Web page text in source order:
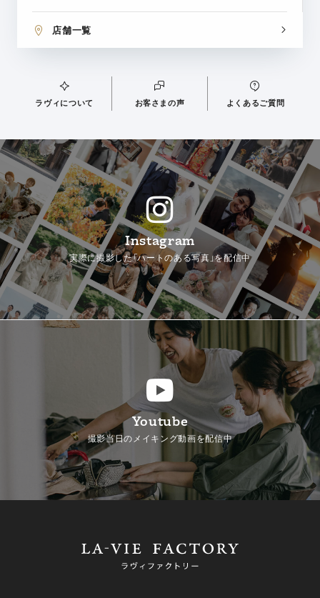
店舗一覧
ラヴィについて お客さまの声 よくあるご質問
Instagram
実際に撮影した「ハートのある写真」を配信中
Youtube
撮影当日のメイキング動画を配信中